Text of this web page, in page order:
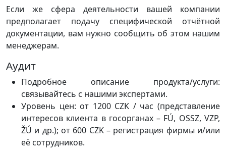
Если же сфера деятельности вашей компании
предполагает подачу специфической отчётной
документации, вам нужно сообщить об этом нашим
менеджерам.
Аудит
Подробное описание продукта/услуги:
связывайтесь с нашими экспертами.
Уровень цен: от 1200 CZK / час (представление
интересов клиента в госорганах – FÚ, OSSZ, VZP,
ŽÚ и др.); от 600 CZK – регистрация фирмы и/или
её сотрудников.